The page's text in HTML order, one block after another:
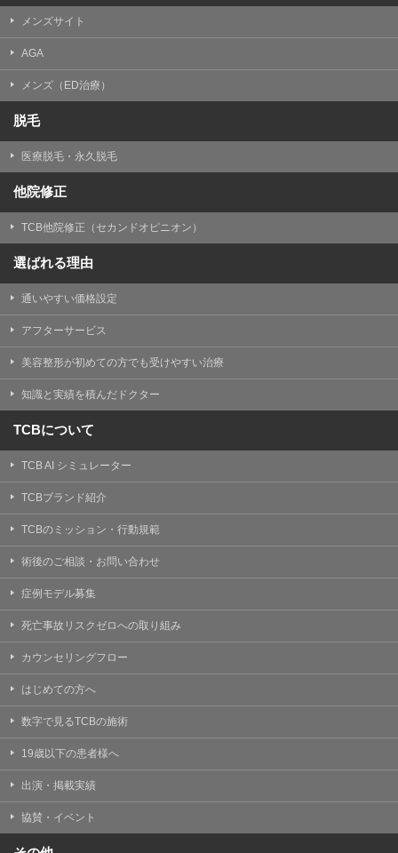
メンズサイト
AGA
メンズ（ED治療）
脱毛
医療脱毛・永久脱毛
他院修正
TCB他院修正（セカンドオピニオン）
選ばれる理由
通いやすい価格設定
アフターサービス
美容整形が初めての方でも受けやすい治療
知識と実績を積んだドクター
TCBについて
TCB AI シミュレーター
TCBブランド紹介
TCBのミッション・行動規範
術後のご相談・お問い合わせ
症例モデル募集
死亡事故リスクゼロへの取り組み
カウンセリングフロー
はじめての方へ
数字で見るTCBの施術
19歳以下の患者様へ
出演・掲載実績
協賛・イベント